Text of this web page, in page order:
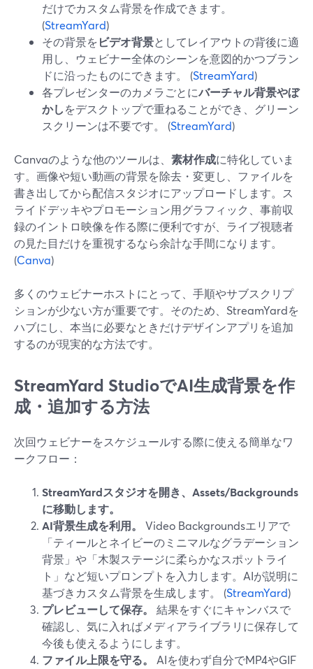
だけでカスタム背景を作成できます。
(StreamYard)
その背景をビデオ背景としてレイアウトの背後に適
用し、ウェビナー全体のシーンを意図的かつブラン
ドに沿ったものにできます。 (StreamYard)
各プレゼンターのカメラごとにバーチャル背景やぼ
かしをデスクトップで重ねることができ、グリーン
スクリーンは不要です。 (StreamYard)
Canvaのような他のツールは、 素材作成に特化していま
す。画像や短い動画の背景を除去・変更し、ファイルを
書き出してから配信スタジオにアップロードします。ス
ライドデッキやプロモーション用グラフィック、事前収
録のイントロ映像を作る際に便利ですが、ライブ視聴者
の見た目だけを重視するなら余計な手間になります。
(Canva)
多くのウェビナーホストにとって、手順やサブスクリプ
ションが少ない方が重要です。そのため、StreamYardを
ハブにし、本当に必要なときだけデザインアプリを追加
するのが現実的な方法です。
StreamYard StudioでAI生成背景を作
成・追加する方法
次回ウェビナーをスケジュールする際に使える簡単なワ
ークフロー：
StreamYardスタジオを開き、Assets/Backgrounds
に移動します。
AI背景生成を利用。
Video Backgroundsエリアで
「ティールとネイビーのミニマルなグラデーション
背景」や「木製ステージに柔らかなスポットライ
ト」など短いプロンプトを入力します。AIが説明に
基づきカスタム背景を生成します。 (StreamYard)
プレビューして保存。
結果をすぐにキャンバスで
確認し、気に入ればメディアライブラリに保存して
今後も使えるようにします。
ファイル上限を守る。
AIを使わず自分でMP4やGIF